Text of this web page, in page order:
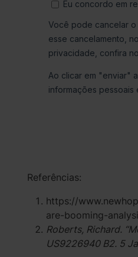
Referências:
https://
are-booming-
Roberts, Richard.
US9226940 B2. 5